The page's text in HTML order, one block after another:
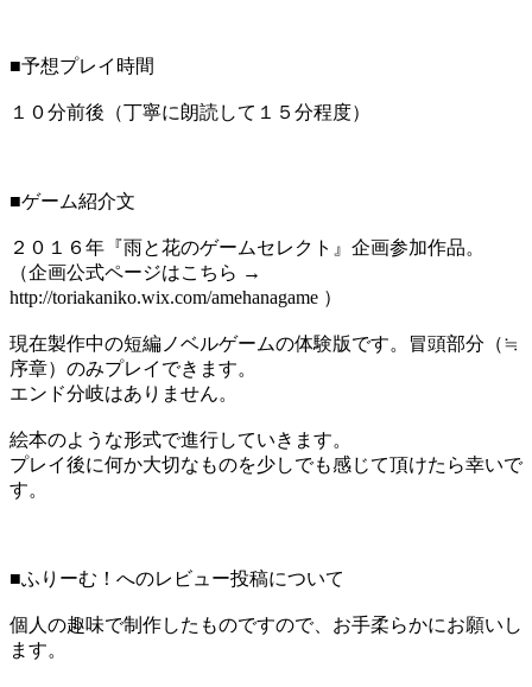
■予想プレイ時間
１０分前後（丁寧に朗読して１５分程度）
■ゲーム紹介文
２０１６年『雨と花のゲームセレクト』企画参加作品。
（企画公式ページはこちら →
http://toriakaniko.wix.com/amehanagame ）
現在製作中の短編ノベルゲームの体験版です。冒頭部分（≒
序章）のみプレイできます。
エンド分岐はありません。
絵本のような形式で進行していきます。
プレイ後に何か大切なものを少しでも感じて頂けたら幸いで
す。
■ふりーむ！へのレビュー投稿について
個人の趣味で制作したものですので、お手柔らかにお願いし
ます。